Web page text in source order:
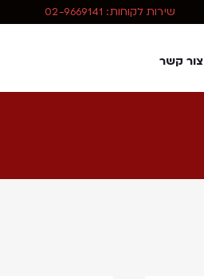
צור קשר
שירות לקוחות: 02-9669141